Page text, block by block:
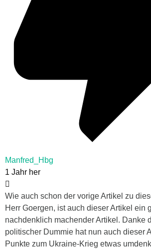
Manfred_Hbg
1 Jahr her
Wie auch schon der vorige Artikel zu
Herr Goergen, ist auch dieser Artikel ein
nachdenklich machender Artikel. Danke
politischer Dummie hat nun auch dieser
Punkte zum Ukraine-Krieg etwas